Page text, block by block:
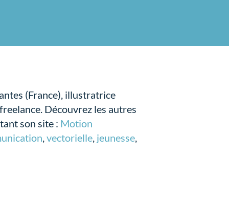
(France), illustratrice
Découvrez les autres
son site : Motion
,vectorielle, jeunesse,